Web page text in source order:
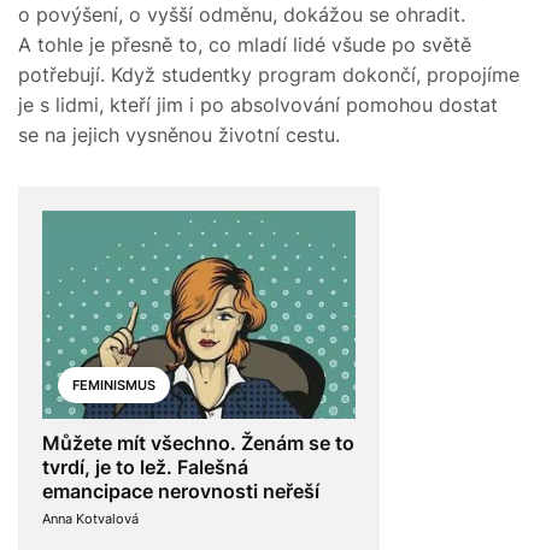
o povýšení, o vyšší odměnu, dokážou se ohradit.
A tohle je přesně to, co mladí lidé všude po světě
potřebují. Když studentky program dokončí, propojíme
je s lidmi, kteří jim i po absolvování pomohou dostat
se na jejich vysněnou životní cestu.
FEMINISMUS
Můžete mít všechno. Ženám se to
tvrdí, je to lež. Falešná
emancipace nerovnosti neřeší
Anna Kotvalová